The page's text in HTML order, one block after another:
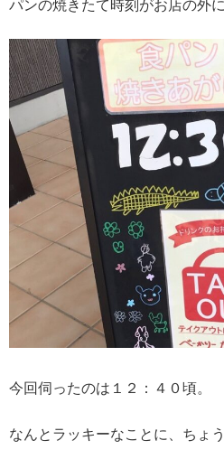
パンの焼きたて時刻がお店の外
今回伺ったのは１２：４０頃。
なんとラッキーなことに、ちょ